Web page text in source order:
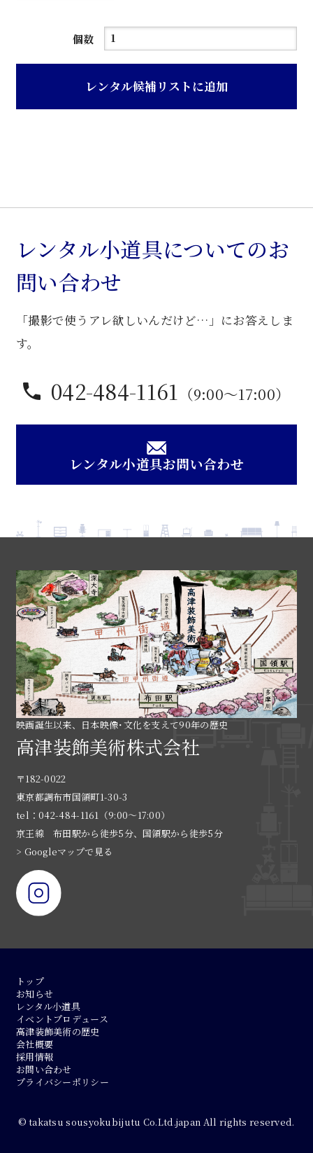
個数
マ
ニ
タ
ー
テ
ブ
レンタル候補リストに追加
レンタル小道具についてのお
問い合わせ
「撮影で使うアレ欲しいんだけど…」にお答えしま
す。
042-484-1161 （9:00〜17:00）
レンタル小道具お問い合わせ
映画誕生以来、日本映像･文化を支えて90年の歴史
高津装飾美術株式会社
〒182-0022
東京都調布市国領町1-30-3
tel：042-484-1161（9:00〜17:00）
京王線 布田駅から徒歩5分、国領駅から徒歩5分
> Googleマップで見る
トップ
お知らせ
レンタル小道具
イベントプロデュース
高津装飾美術の歴史
会社概要
採用情報
お問い合わせ
プライバシーポリシー
© takatsu sousyokubijutu Co.Ltd.japan All rights reserved.